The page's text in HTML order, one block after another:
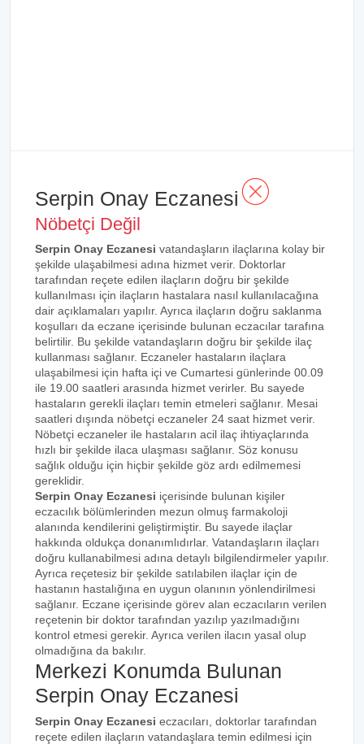
Serpin Onay Eczanesi
Nöbetçi Değil
Serpin Onay Eczanesi vatandaşların ilaçlarına kolay bir
şekilde ulaşabilmesi adına hizmet verir. Doktorlar
tarafından reçete edilen ilaçların doğru bir şekilde
kullanılması için ilaçların hastalara nasıl kullanılacağına
dair açıklamaları yapılır. Ayrıca ilaçların doğru saklanma
koşulları da eczane içerisinde bulunan eczacılar tarafına
belirtilir. Bu şekilde vatandaşların doğru bir şekilde ilaç
kullanması sağlanır. Eczaneler hastaların ilaçlara
ulaşabilmesi için hafta içi ve Cumartesi günlerinde 00.09
ile 19.00 saatleri arasında hizmet verirler. Bu sayede
hastaların gerekli ilaçları temin etmeleri sağlanır. Mesai
saatleri dışında nöbetçi eczaneler 24 saat hizmet verir.
Nöbetçi eczaneler ile hastaların acil ilaç ihtiyaçlarında
hızlı bir şekilde ilaca ulaşması sağlanır. Söz konusu
sağlık olduğu için hiçbir şekilde göz ardı edilmemesi
gereklidir.
Serpin Onay Eczanesi içerisinde bulunan kişiler
eczacılık bölümlerinden mezun olmuş farmakoloji
alanında kendilerini geliştirmiştir. Bu sayede ilaçlar
hakkında oldukça donanımlıdırlar. Vatandaşların ilaçları
doğru kullanabilmesi adına detaylı bilgilendirmeler yapılır.
Ayrıca reçetesiz bir şekilde satılabilen ilaçlar için de
hastanın hastalığına en uygun olanının yönlendirilmesi
sağlanır. Eczane içerisinde görev alan eczacıların verilen
reçetenin bir doktor tarafından yazılıp yazılmadığını
kontrol etmesi gerekir. Ayrıca verilen ilacın yasal olup
olmadığına da bakılır.
Merkezi Konumda Bulunan
Serpin Onay Eczanesi
Serpin Onay Eczanesi eczacıları, doktorlar tarafından
reçete edilen ilaçların vatandaşlara temin edilmesi için